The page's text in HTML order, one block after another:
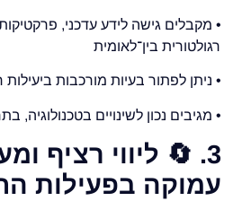
• מקבלים גישה לידע עדכני,
רגולטורית בין־לאומית
• ניתן לפתור בעיות מורכבות ביעילות
• מגיבים נכון לשינויים בטכנולוגיה,
3.
🔄 ליווי רציף
עמוקה בפעילות